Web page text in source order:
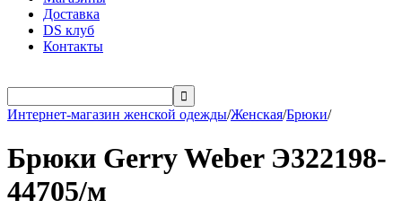
Доставка
DS клуб
Контакты

Интернет-магазин женской одежды/Женская/Брюки/
Брюки Gerry Weber Э322198-
44705/м